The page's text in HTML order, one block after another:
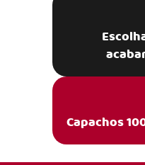
Capachos